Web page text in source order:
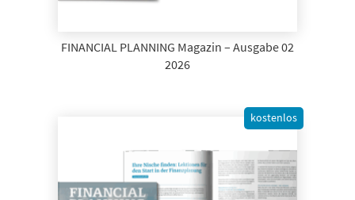
FINANCIAL PLANNING Magazin – Ausgabe 02
2026
kostenlos